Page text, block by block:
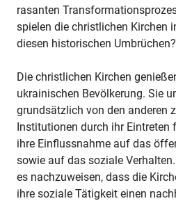
rasanten
spielen die christlichen Kirchen
diesen historischen Umbrüchen?
Die christlichen Kirchen
ukrainischen Bevölkerung. Sie
grundsätzlich von den anderen
Institutionen durch ihr Eintreten
ihre Einflussnahme auf das
sowie auf das soziale
es nachzuweisen, dass die
ihre soziale Tätigkeit einen